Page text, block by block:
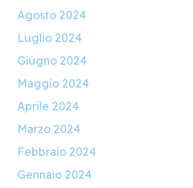
Agosto 2024
Luglio 2024
Giugno 2024
Maggio 2024
Aprile 2024
Marzo 2024
Febbraio 2024
Gennaio 2024